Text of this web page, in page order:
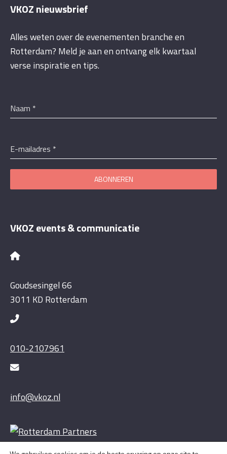
VKOZ nieuwsbrief
Alles weten over de evenementen branche en
Rotterdam? Meld je aan en ontvang elk kwartaal
verse inspiratie en tips.
Naam *
E-mailadres *
ABONNEREN
VKOZ events & communicatie
Goudsesingel 66
3011 KD Rotterdam
010-2107961
info@vkoz.nl